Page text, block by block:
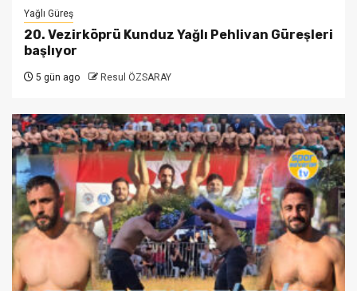
Yağlı Güreş
20. Vezirköprü Kunduz Yağlı Pehlivan Güreşleri
başlıyor
5 gün ago Resul ÖZSARAY